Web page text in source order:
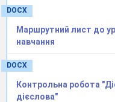
DOCX
Маршрутний лист до
навчання
DOCX
Контрольна робота
дієслова"